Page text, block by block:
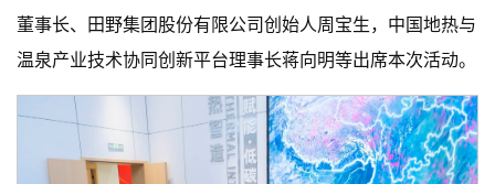
董事长、田野集团股份有限公司创始人周宝生，中国地热与
温泉产业技术协同创新平台理事长蒋向明等出席本次活动。